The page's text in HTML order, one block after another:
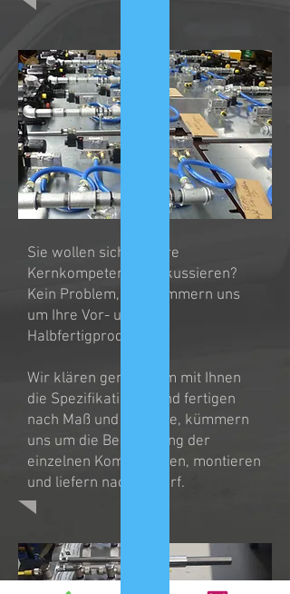
Sie wollen sich auf ihre
Kernkompetenzen fokussieren?
Kein Problem, wir kümmern uns
um Ihre Vor- und
Halbfertigprodukte.
Wir klären gemeinsam mit Ihnen
die Spezifikationen und fertigen
nach Maß und Vorgabe, kümmern
uns um die Beschaffung der
einzelnen Komponenten, montieren
und liefern nach Bedarf.